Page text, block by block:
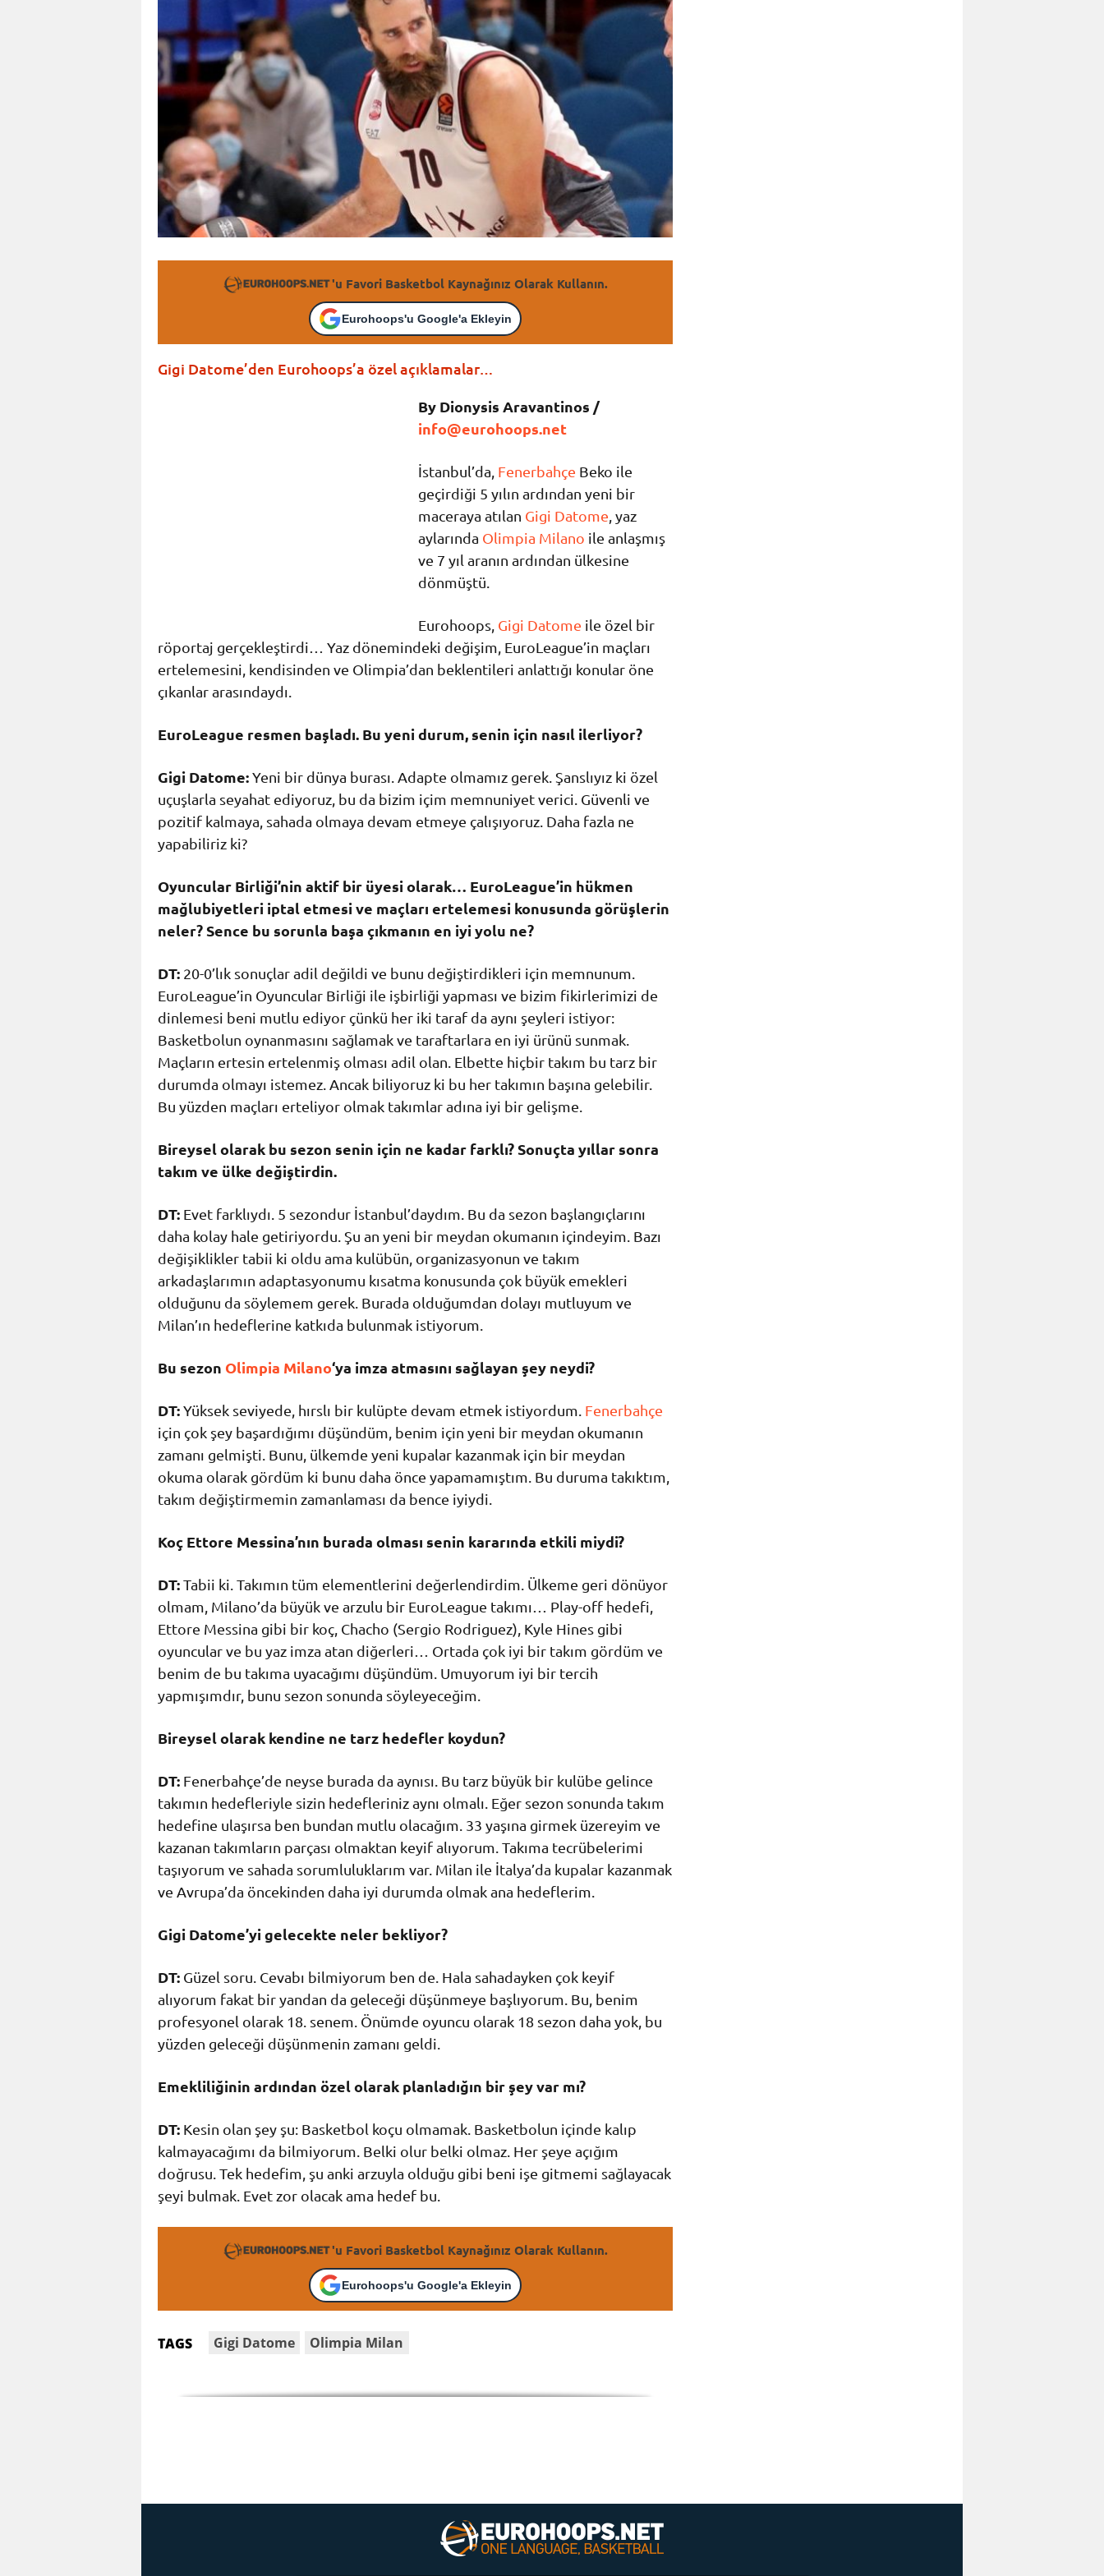
'u Favori Basketbol Kaynağınız Olarak Kullanın.
Eurohoops'u Google'a Ekleyin
Gigi Datome’den Eurohoops’a özel açıklamalar…
By Dionysis Aravantinos /
info@eurohoops.net
İstanbul’da, Fenerbahçe Beko ile
geçirdiği 5 yılın ardından yeni bir
maceraya atılan Gigi Datome , yaz
aylarında Olimpia Milano ile anlaşmış
ve 7 yıl aranın ardından ülkesine
dönmüştü.
Eurohoops, Gigi Datome ile özel bir
röportaj gerçekleştirdi… Yaz dönemindeki değişim, EuroLeague’in maçları
ertelemesini, kendisinden ve Olimpia’dan beklentileri anlattığı konular öne
çıkanlar arasındaydı.
EuroLeague resmen başladı. Bu yeni durum, senin için nasıl ilerliyor?
Gigi Datome:Yeni bir dünya burası. Adapte olmamız gerek. Şanslıyız ki özel
uçuşlarla seyahat ediyoruz, bu da bizim içim memnuniyet verici. Güvenli ve
pozitif kalmaya, sahada olmaya devam etmeye çalışıyoruz. Daha fazla ne
yapabiliriz ki?
Oyuncular Birliği’nin aktif bir üyesi olarak… EuroLeague’in hükmen
mağlubiyetleri iptal etmesi ve maçları ertelemesi konusunda görüşlerin
neler? Sence bu sorunla başa çıkmanın en iyi yolu ne?
DT: 20-0’lık sonuçlar adil değildi ve bunu değiştirdikleri için memnunum.
EuroLeague’in Oyuncular Birliği ile işbirliği yapması ve bizim fikirlerimizi de
dinlemesi beni mutlu ediyor çünkü her iki taraf da aynı şeyleri istiyor:
Basketbolun oynanmasını sağlamak ve taraftarlara en iyi ürünü sunmak.
Maçların ertesin ertelenmiş olması adil olan. Elbette hiçbir takım bu tarz bir
durumda olmayı istemez. Ancak biliyoruz ki bu her takımın başına gelebilir.
Bu yüzden maçları erteliyor olmak takımlar adına iyi bir gelişme.
Bireysel olarak bu sezon senin için ne kadar farklı? Sonuçta yıllar sonra
takım ve ülke değiştirdin.
DT: Evet farklıydı. 5 sezondur İstanbul’daydım. Bu da sezon başlangıçlarını
daha kolay hale getiriyordu. Şu an yeni bir meydan okumanın içindeyim. Bazı
değişiklikler tabii ki oldu ama kulübün, organizasyonun ve takım
arkadaşlarımın adaptasyonumu kısatma konusunda çok büyük emekleri
olduğunu da söylemem gerek. Burada olduğumdan dolayı mutluyum ve
Milan’ın hedeflerine katkıda bulunmak istiyorum.
Bu sezon Olimpia Milano‘ya imza atmasını sağlayan şey neydi?
DT:Yüksek seviyede, hırslı bir kulüpte devam etmek istiyordum. Fenerbahçe
için çok şey başardığımı düşündüm, benim için yeni bir meydan okumanın
zamanı gelmişti. Bunu, ülkemde yeni kupalar kazanmak için bir meydan
okuma olarak gördüm ki bunu daha önce yapamamıştım. Bu duruma takıktım,
takım değiştirmemin zamanlaması da bence iyiydi.
Koç Ettore Messina’nın burada olması senin kararında etkili miydi?
DT:Tabii ki. Takımın tüm elementlerini değerlendirdim. Ülkeme geri dönüyor
olmam, Milano’da büyük ve arzulu bir EuroLeague takımı… Play-off hedefi,
Ettore Messina gibi bir koç, Chacho (Sergio Rodriguez), Kyle Hines gibi
oyuncular ve bu yaz imza atan diğerleri… Ortada çok iyi bir takım gördüm ve
benim de bu takıma uyacağımı düşündüm. Umuyorum iyi bir tercih
yapmışımdır, bunu sezon sonunda söyleyeceğim.
Bireysel olarak kendine ne tarz hedefler koydun?
DT: Fenerbahçe’de neyse burada da aynısı. Bu tarz büyük bir kulübe gelince
takımın hedefleriyle sizin hedefleriniz aynı olmalı. Eğer sezon sonunda takım
hedefine ulaşırsa ben bundan mutlu olacağım. 33 yaşına girmek üzereyim ve
kazanan takımların parçası olmaktan keyif alıyorum. Takıma tecrübelerimi
taşıyorum ve sahada sorumluluklarım var. Milan ile İtalya’da kupalar kazanmak
ve Avrupa’da öncekinden daha iyi durumda olmak ana hedeflerim.
Gigi Datome’yi gelecekte neler bekliyor?
DT: Güzel soru. Cevabı bilmiyorum ben de. Hala sahadayken çok keyif
alıyorum fakat bir yandan da geleceği düşünmeye başlıyorum. Bu, benim
profesyonel olarak 18. senem. Önümde oyuncu olarak 18 sezon daha yok, bu
yüzden geleceği düşünmenin zamanı geldi.
Emekliliğinin ardından özel olarak planladığın bir şey var mı?
DT: Kesin olan şey şu: Basketbol koçu olmamak. Basketbolun içinde kalıp
kalmayacağımı da bilmiyorum. Belki olur belki olmaz. Her şeye açığım
doğrusu. Tek hedefim, şu anki arzuyla olduğu gibi beni işe gitmemi sağlayacak
şeyi bulmak. Evet zor olacak ama hedef bu.
'u Favori Basketbol Kaynağınız Olarak Kullanın.
Eurohoops'u Google'a Ekleyin
TAGS Gigi Datome Olimpia Milan